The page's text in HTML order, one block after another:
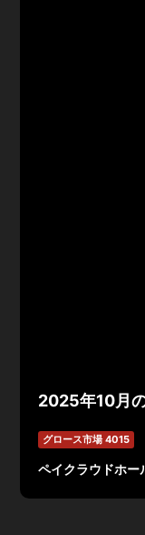
2025年10月
グロース市場 4015
ペイクラウドホ